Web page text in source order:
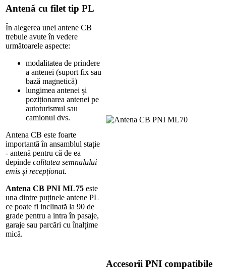
Antenă cu filet tip PL
În alegerea unei antene CB
trebuie avute în vedere
următoarele aspecte:
modalitatea de prindere
a antenei (suport fix sau
bază magnetică)
lungimea antenei și
poziționarea antenei pe
autoturismul sau
camionul dvs.
Antena CB este foarte
importantă în ansamblul stație
- antenă pentru că de ea
depinde calitatea semnalului
emis și recepționat.
Antena CB PNI ML75 este
una dintre puținele antene PL
ce poate fi inclinată la 90 de
grade pentru a intra în pasaje,
garaje sau parcări cu înalțime
mică.
Accesorii PNI compatibile